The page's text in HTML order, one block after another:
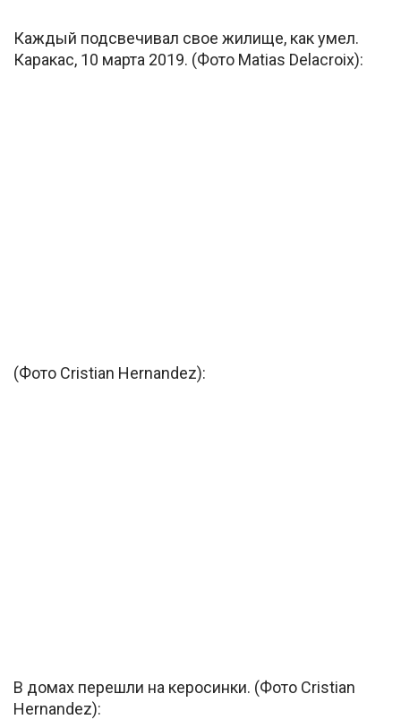
Каждый подсвечивал свое жилище, как умел.
Каракас, 10 марта 2019. (Фото Matias Delacroix):
(Фото Cristian Hernandez):
В домах перешли на керосинки. (Фото Cristian
Hernandez):